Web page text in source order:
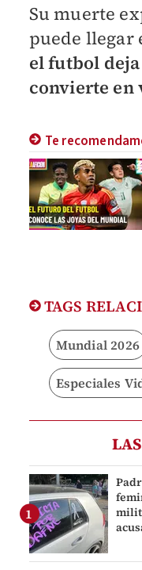
Su muerte
puede llegar
el futbol deja
convierte en
Te
TAGS
Mundial 2026
Especiales